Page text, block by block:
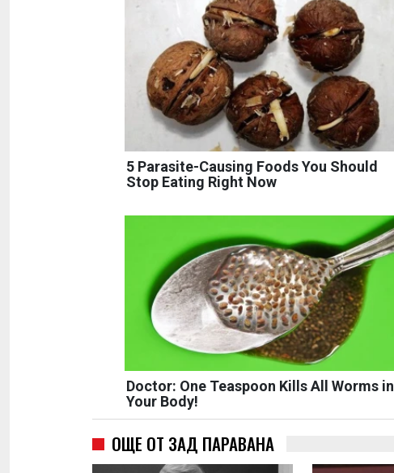
5 Parasite-Causing Foods You Should
Stop Eating Right Now
Doctor: One Teaspoon Kills All Worms in
Your Body!
ОЩЕ ОТ ЗАД ПАРАВАНА